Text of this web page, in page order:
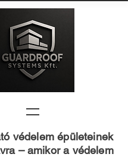
védelem épületeinek
– amikor a védelem